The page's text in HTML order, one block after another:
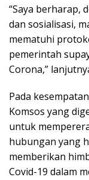
“Saya berharap,
dan sosialisasi,
mematuhi
pemerintah
Corona,”
Pada
Komsos yang
untuk
hubungan yang
memberikan
Covid-19 dalam